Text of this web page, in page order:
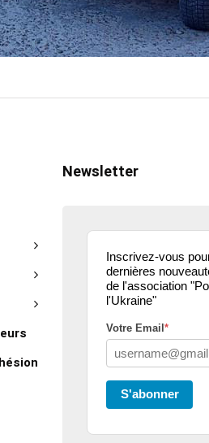
"Ça leur donne de la
force" .. article
De
Newsletter
Inscrivez-vous
dernières
de l'association
l'Ukraine"
Votre Email *
S'abonner